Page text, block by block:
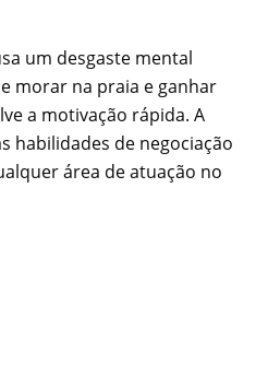
um desgaste mental
morar na praia e ganhar
a motivação rápida. A
habilidades de negociação
área de atuação no